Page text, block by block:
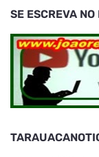
SE ESCREVA